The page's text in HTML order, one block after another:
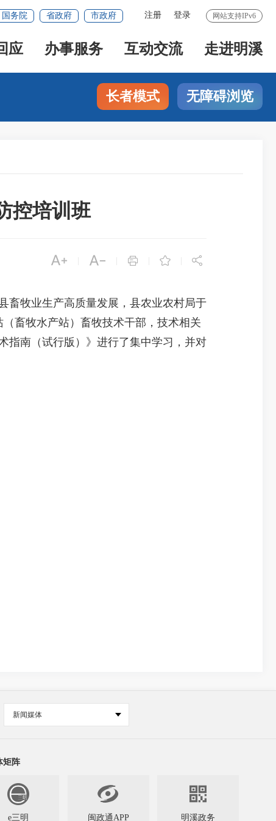
网站支持IPv6
注册 登录
国务院 省政府 市政府
应 办事服务 互动交流 走进明溪
长者模式 无障碍浏览
控培训班
    
牧业生产高质量发展，县农业农村局于
畜牧水产站）畜牧技术干部，技术相关
指南（试行版）》进行了集中学习，并对
新闻媒体
矩阵
e三明

闽政通APP

明溪政务